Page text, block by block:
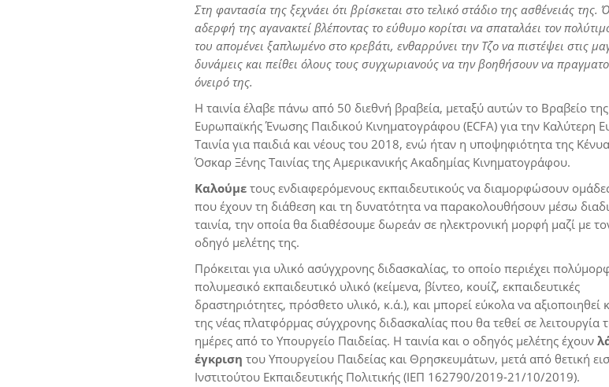
Στη φαντασία της ξεχνάει ότι βρίσκεται στο τελικό στάδιο της ασθένειάς της.
αδερφή της αγανακτεί βλέποντας το εύθυμο κορίτσι να σπαταλάει τον
του απομένει ξαπλωμένο στο κρεβάτι, ενθαρρύνει την Τζο να πιστέψει στις
δυνάμεις και πείθει όλους τους συγχωριανούς να την βοηθήσουν να
όνειρό της.
Η ταινία έλαβε πάνω από 50 διεθνή βραβεία, μεταξύ αυτών το Βραβείο της
Ευρωπαϊκής Ένωσης Παιδικού Κινηματογράφου (ECFA) για την Καλύτερη
Ταινία για παιδιά και νέους του 2018, ενώ ήταν η υποψηφιότητα της
Όσκαρ Ξένης Ταινίας της Αμερικανικής Ακαδημίας Κινηματογράφου.
Καλούμε τους ενδιαφερόμενους εκπαιδευτικούς να διαμορφώσουν
που έχουν τη διάθεση και τη δυνατότητα να παρακολουθήσουν μέσω
ταινία, την οποία θα διαθέσουμε δωρεάν σε ηλεκτρονική μορφή μαζί με
οδηγό μελέτης της.
Πρόκειται για υλικό ασύγχρονης διδασκαλίας, το οποίο περιέχει
πολυμεσικό εκπαιδευτικό υλικό (κείμενα, βίντεο, κουίζ, εκπαιδευτικές
δραστηριότητες, πρόσθετο υλικό, κ.ά.), και μπορεί εύκολα να αξιοποιηθεί
της νέας πλατφόρμας σύγχρονης διδασκαλίας που θα τεθεί σε λειτουργία
ημέρες από το Υπουργείο Παιδείας. Η ταινία και ο οδηγός μελέτης έχουν
έγκριση του Υπουργείου Παιδείας και Θρησκευμάτων, μετά από θετική
Ινστιτούτου Εκπαιδευτικής Πολιτικής (ΙΕΠ 162790/2019-21/10/2019).